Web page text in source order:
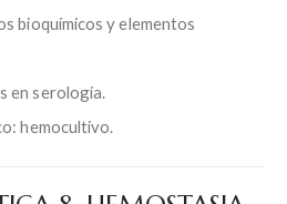
bioquímicos y elementos
en serología.
hemocultivo.